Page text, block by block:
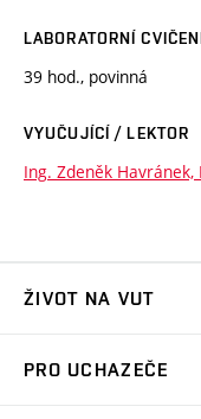
LABORATORNÍ
39 hod., povinná
VYUČUJÍCÍ / LEKTOR
Ing. Zdeněk Havránek,
ŽIVOT NA VUT
PRO UCHAZEČE